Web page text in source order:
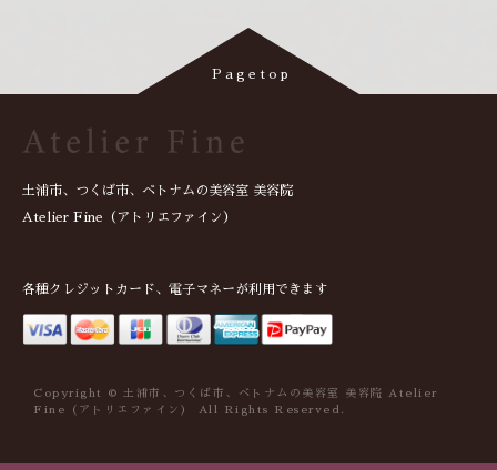
土浦市、つくば市、ベトナムの美容室 美容院
Atelier Fine（アトリエファイン）
各種クレジットカード、電子マネーが利用できます
Copyright © 土浦市、つくば市、ベトナムの美容室 美容院 Atelier
Fine（アトリエファイン） All Rights Reserved.